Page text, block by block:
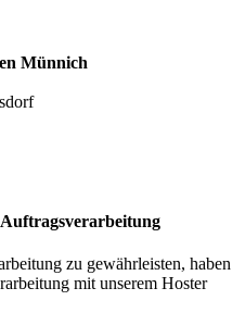
Münnich
Auftragsverarbeitung
zu gewährleisten, haben
mit unserem Hoster